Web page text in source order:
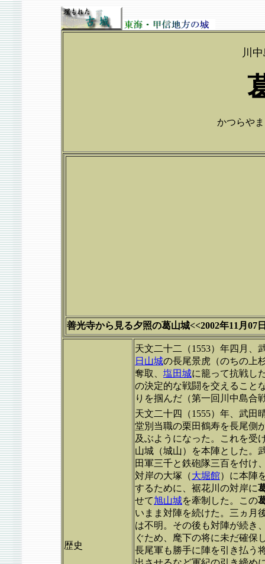
川
かつらや
善光寺から見る夕照の葛山城<<2002年11月07
歴史
天文二十二（1553）年四月、
日山城の長尾景虎（のちの上
奪取、 塩田城に籠って抗戦し
の決定的な戦闘を交えること
りを掴んだ（第一回川中島合
天文二十四（1555）年、武田
堂別当職の栗田鶴寿を長尾側
及ぶようになった。これを受
山城（城山）を本陣とした。
田軍三千と鉄砲隊三百を付け
対岸の大塚（大堀館）に本陣
するために、裾花川の対岸に
せて旭山城を牽制した。この
いまま対陣を続けた。三ヵ月
は不明。その後も対陣が続き
ぐため、麾下の将に未だ確保
長尾軍も勝手に陣を引き払う